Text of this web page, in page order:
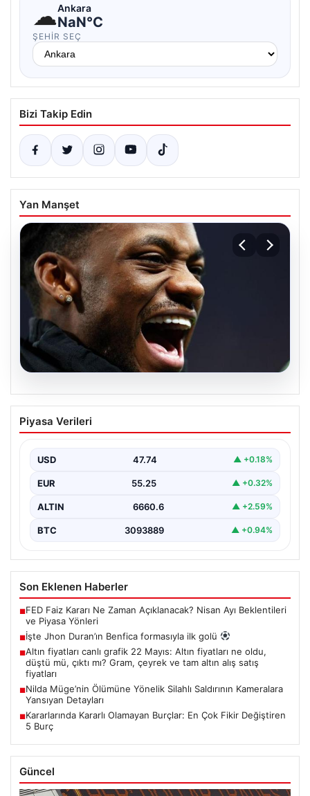
☁Ankara
NaN°C
ŞEHIR SEÇ
Bizi Takip Edin
Yan Manşet
İşte Jhon Duran’ın Benfica formasıyla
ilk golü
Piyasa Verileri
USD 47.74 ▲ +0.18%
EUR 55.25 ▲ +0.32%
ALTIN 6660.6 ▲ +2.59%
BTC 3093889 ▲ +0.94%
Son Eklenen Haberler
■FED Faiz Kararı Ne Zaman Açıklanacak? Nisan Ayı Beklentileri
ve Piyasa Yönleri
■İşte Jhon Duran’ın Benfica formasıyla ilk golü
■Altın fiyatları canlı grafik 22 Mayıs: Altın fiyatları ne oldu,
düştü mü, çıktı mı? Gram, çeyrek ve tam altın alış satış
fiyatları
■Nilda Müge’nin Ölümüne Yönelik Silahlı Saldırının Kameralara
Yansıyan Detayları
■Kararlarında Kararlı Olamayan Burçlar: En Çok Fikir Değiştiren
5 Burç
Güncel